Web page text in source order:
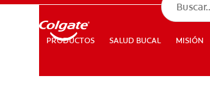
PRODUCTOS
PRODUCTOS SALUD BUCAL MISIÓN